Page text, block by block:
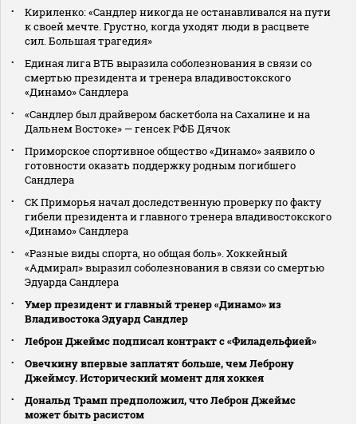
Кириленко: «Сандлер никогда не останавливался на пути
к своей мечте. Грустно, когда уходят люди в расцвете
сил. Большая трагедия»
Единая лига ВТБ выразила соболезнования в связи со
смертью президента и тренера владивостокского
«Динамо» Сандлера
«Сандлер был драйвером баскетбола на Сахалине и на
Дальнем Востоке» — генсек РФБ Дячок
Приморское спортивное общество «Динамо» заявило о
готовности оказать поддержку родным погибшего
Сандлера
СК Приморья начал доследственную проверку по факту
гибели президента и главного тренера владивостокского
«Динамо» Сандлера
«Разные виды спорта, но общая боль». Хоккейный
«Адмирал» выразил соболезнования в связи со смертью
Эдуарда Сандлера
Умер президент и главный тренер «Динамо» из
Владивостока Эдуард Сандлер
Леброн Джеймс подписал контракт с «Филадельфией»
Овечкину впервые заплатят больше, чем Леброну
Джеймсу. Исторический момент для хоккея
Дональд Трамп предположил, что Леброн Джеймс
может быть расистом